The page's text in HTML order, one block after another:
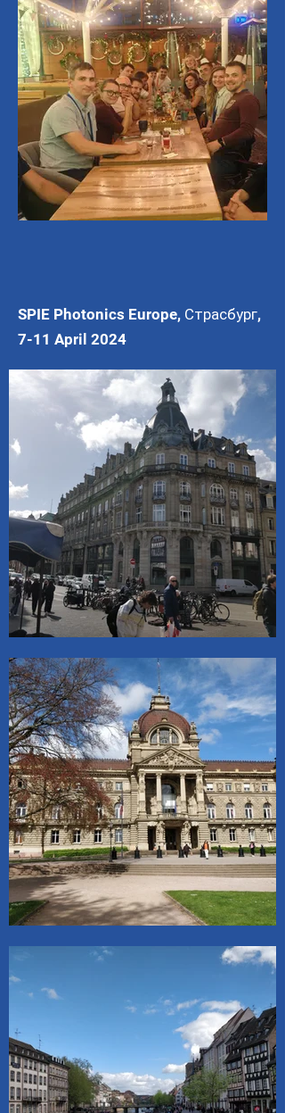
SPIE Photonics Europe, Страсбург,
7-11 April 2024